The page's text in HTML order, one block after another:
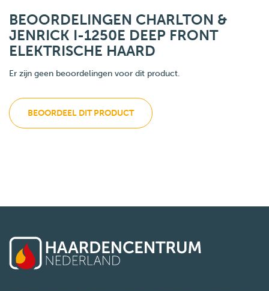
BEOORDELINGEN CHARLTON &
JENRICK I-1250E DEEP FRONT
ELEKTRISCHE HAARD
Er zijn geen beoordelingen voor dit product.
BEOORDEEL DIT PRODUCT